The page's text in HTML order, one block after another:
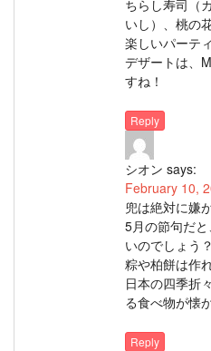
ちらし寿司（
いし）、桃の
楽しいパーテ
デザートは
すね！
Reply
シオン says:
February 10,
兜は絶対に嫌
5月の節句だ
いのでしょう？
粽や柏餅は作
日本の四季折
る食べ物が懐
Reply